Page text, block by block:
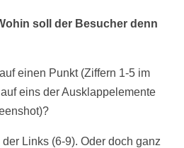
soll der Besucher denn
einen Punkt (Ziffern 1-5 im
eins der Ausklappelemente
Links (6-9). Oder doch ganz